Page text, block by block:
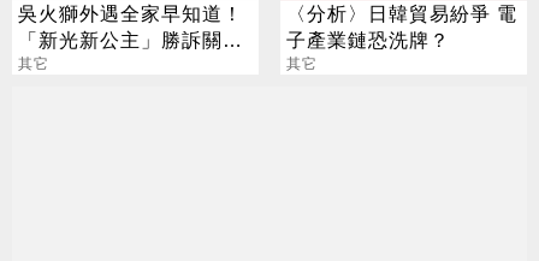
吳火獅外遇全家早知道！
「新光新公主」勝訴關鍵
錄音曝
其它
〈分析〉日韓貿易紛爭 電
子產業鏈恐洗牌？
其它